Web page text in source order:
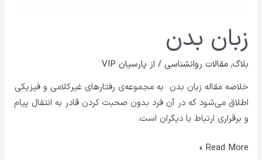
زبان بدن
بلاگ,مقالات روانشناسی / از پارسیان VIP
خلاصه مقاله زبان بدن به مجموعه‌ی رفتارهای غیرکلامی و فیزیکی
اطلاق می‌شود که در آن فرد بدون صحبت کردن قادر به انتقال پیام
و برقراری ارتباط با دیگران است.
Read More »